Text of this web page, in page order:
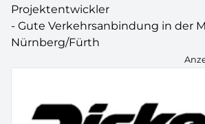
Projektentwickler
- Gute Verkehrsanbindung in der
Nürnberg/Fürth